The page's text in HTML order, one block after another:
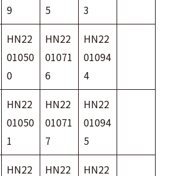
9
5
3
HN22
01050
0
HN22
01071
6
HN22
01094
4
HN22
01050
1
HN22
01071
7
HN22
01094
5
HN22 HN22 HN22